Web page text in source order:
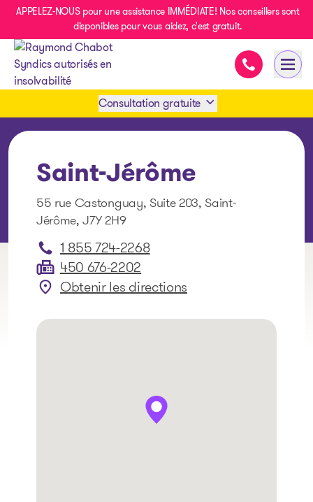
APPELEZ-NOUS pour une assistance IMMÉDIATE! Nos conseillers sont
disponibles pour vous aidez, c'est gratuit.
Assistance
Consultation gratuite
Saint-Jérôme
55 rue Castonguay, Suite 203, Saint-
Jérôme, J7Y 2H9
1 855 724-2268
450 676-2202
Obtenir les directions
: Saint-Jérôme